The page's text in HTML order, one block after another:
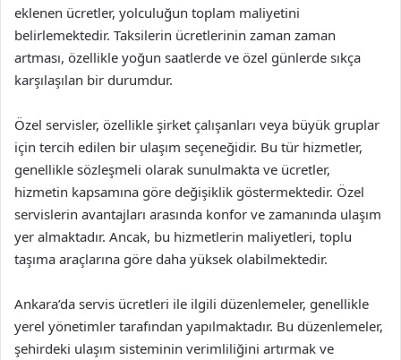
eklenen ücretler, yolculuğun toplam maliyetini
belirlemektedir. Taksilerin ücretlerinin zaman zaman
artması, özellikle yoğun saatlerde ve özel günlerde sıkça
karşılaşılan bir durumdur.
Özel servisler, özellikle şirket çalışanları veya büyük gruplar
için tercih edilen bir ulaşım seçeneğidir. Bu tür hizmetler,
genellikle sözleşmeli olarak sunulmakta ve ücretler,
hizmetin kapsamına göre değişiklik göstermektedir. Özel
servislerin avantajları arasında konfor ve zamanında ulaşım
yer almaktadır. Ancak, bu hizmetlerin maliyetleri, toplu
taşıma araçlarına göre daha yüksek olabilmektedir.
Ankara’da servis ücretleri ile ilgili düzenlemeler, genellikle
yerel yönetimler tarafından yapılmaktadır. Bu düzenlemeler,
şehirdeki ulaşım sisteminin verimliliğini artırmak ve